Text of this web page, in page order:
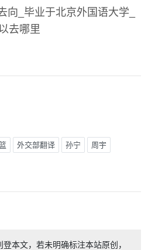
外交部翻译 孙宁 周宇
本文，若未明确标注本站原创，